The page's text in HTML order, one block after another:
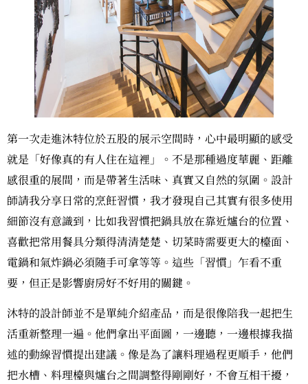
第一次走進沐特位於五股的展示空間時，心中最明顯的感受
就是「好像真的有人住在這裡」。不是那種過度華麗、距離
感很重的展間，而是帶著生活味、真實又自然的氛圍。設計
師請我分享日常的烹飪習慣，我才發現自己其實有很多使用
細節沒有意識到，比如我習慣把鍋具放在靠近爐台的位置、
喜歡把常用餐具分類得清清楚楚、切菜時需要更大的檯面、
電鍋和氣炸鍋必須隨手可拿等等。這些「習慣」乍看不重
要，但正是影響廚房好不好用的關鍵。
沐特的設計師並不是單純介紹產品，而是很像陪我一起把生
活重新整理一遍。他們拿出平面圖，一邊聽，一邊根據我描
述的動線習慣提出建議。像是為了讓料理過程更順手，他們
把水槽、料理檯與爐台之間調整得剛剛好，不會互相干擾，